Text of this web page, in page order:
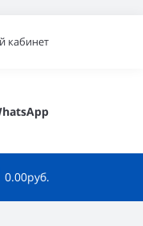
кабинет
0.00руб.